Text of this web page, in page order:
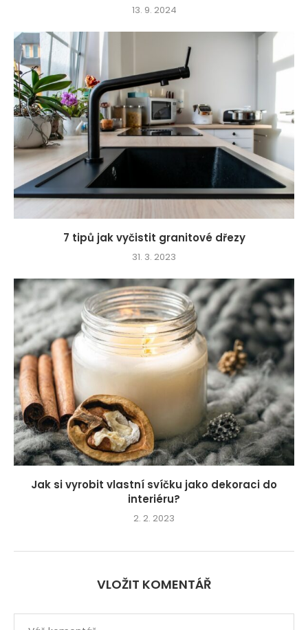
13. 9. 2024
7 tipů jak vyčistit granitové dřezy
31. 3. 2023
Jak si vyrobit vlastní svíčku jako dekoraci do
interiéru?
2. 2. 2023
VLOŽIT KOMENTÁŘ